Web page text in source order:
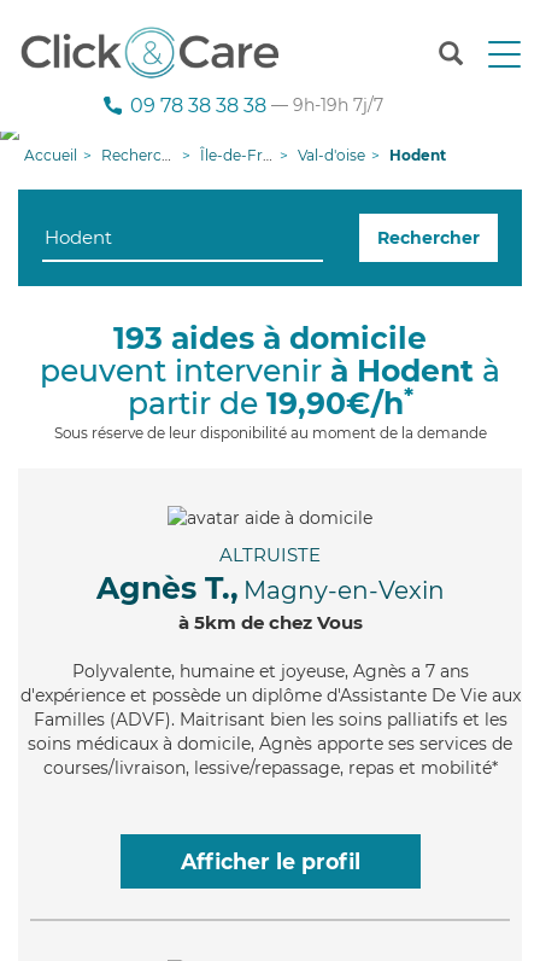
T
n
g
09 78 38 38 38 — 9h-19h 7j/7
Accueil Recherche aide à domicile Île-de-France Val-d'oise Hodent
Rechercher
193 aides à domicile
peuvent intervenir à Hodent à
partir de 19,90€/h*
Sous réserve de leur disponibilité au moment de la demande
ALTRUISTE
Agnès T., Magny-en-Vexin
à 5km de chez Vous
Polyvalente, humaine et joyeuse, Agnès a 7 ans
d'expérience et possède un diplôme d'Assistante De Vie aux
Familles (ADVF). Maitrisant bien les soins palliatifs et les
soins médicaux à domicile, Agnès apporte ses services de
courses/livraison, lessive/repassage, repas et mobilité*
Afficher le profil